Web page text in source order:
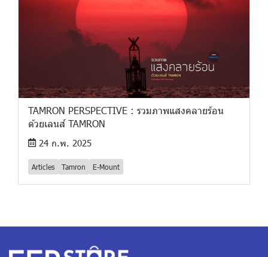
TAMRON PERSPECTIVE : รวมภาพแสงคลายร้อน
ด้วยเลนส์ TAMRON
24 ก.พ. 2025
Articles Tamron E-Mount